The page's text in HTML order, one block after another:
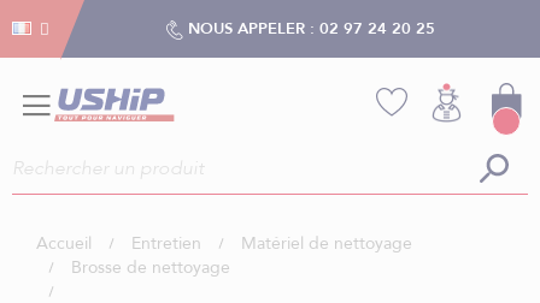
NOUS APPELER : 02 97 24 20 25
Accueil Entretien
Matériel de nettoyage
Brosse de nettoyage
Gestion des cookies
Gestion des cookies